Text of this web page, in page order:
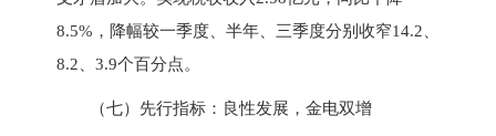
8.5%，降幅较一季度、半年、三季度分别收窄14.2、
8.2、3.9个百分点。
（七）先行指标：良性发展，金电双增